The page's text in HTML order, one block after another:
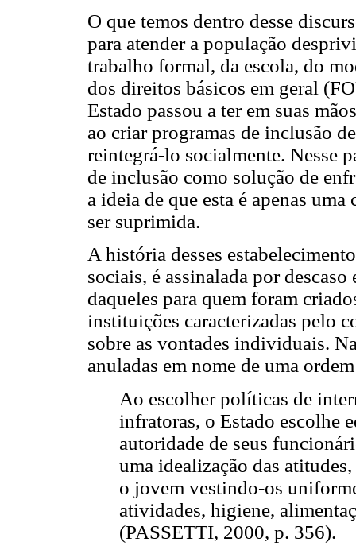
O que temos dentro desse
para atender a população
trabalho formal, da escola, do
dos direitos básicos em geral
Estado passou a ter em suas
ao criar programas de inclusão
reintegrá-lo socialmente. Nesse
de inclusão como solução de
a ideia de que esta é apenas
ser suprimida.
A história desses
sociais, é assinalada por
daqueles para quem foram
instituições caracterizadas pelo
sobre as vontades individuais.
anuladas em nome de uma
Ao escolher políticas de
infratoras, o Estado escolhe
autoridade de seus
uma idealização das
o jovem vestindo-os
atividades, higiene,
(PASSETTI, 2000, p. 356).